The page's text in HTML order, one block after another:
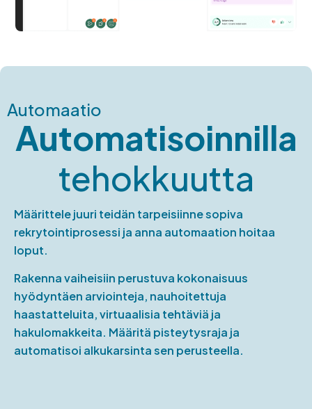
Automaatio
Automatisoinnilla
tehokkuutta
Määrittele juuri teidän tarpeisiinne sopiva
rekrytointiprosessi ja anna automaation hoitaa
loput.
Rakenna vaiheisiin perustuva kokonaisuus
hyödyntäen arviointeja, nauhoitettuja
haastatteluita, virtuaalisia tehtäviä ja
hakulomakkeita. Määritä pisteytysraja ja
automatisoi alkukarsinta sen perusteella.